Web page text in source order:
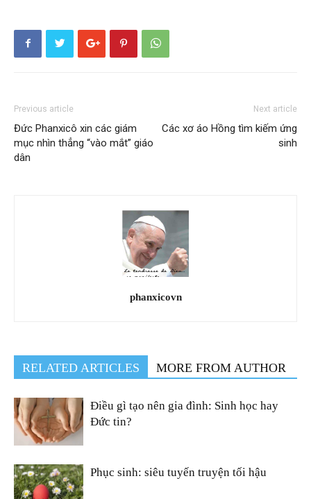
Previous article
Đức Phanxicô xin các giám
mục nhìn thẳng “vào mắt” giáo
dân
Next article
Các xơ áo Hồng tìm kiếm ứng
sinh
phanxicovn
RELATED ARTICLES MORE FROM AUTHOR
Điều gì tạo nên gia đình: Sinh học hay
Đức tin?
Phục sinh: siêu tuyến truyện tối hậu